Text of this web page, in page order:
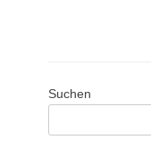
Suchen